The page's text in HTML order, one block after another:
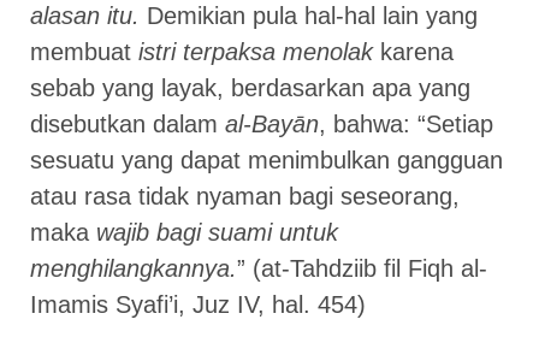
alasan itu. Demikian pula hal-hal lain yang
membuat istri terpaksa menolakkarena
sebab yang layak, berdasarkan apa yang
disebutkan dalam al-Bayān, bahwa: “Setiap
sesuatu yang dapat menimbulkan gangguan
atau rasa tidak nyaman bagi seseorang,
maka wajib bagi suami untuk
menghilangkannya.” (at-Tahdziib fil Fiqh al-
Imamis Syafi’i, Juz IV, hal. 454)